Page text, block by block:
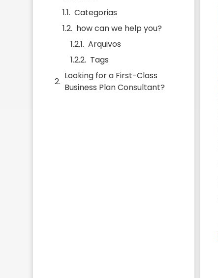
Categorias
how can we help you?
Arquivos
Tags
Looking for a First-Class
Business Plan Consultant?